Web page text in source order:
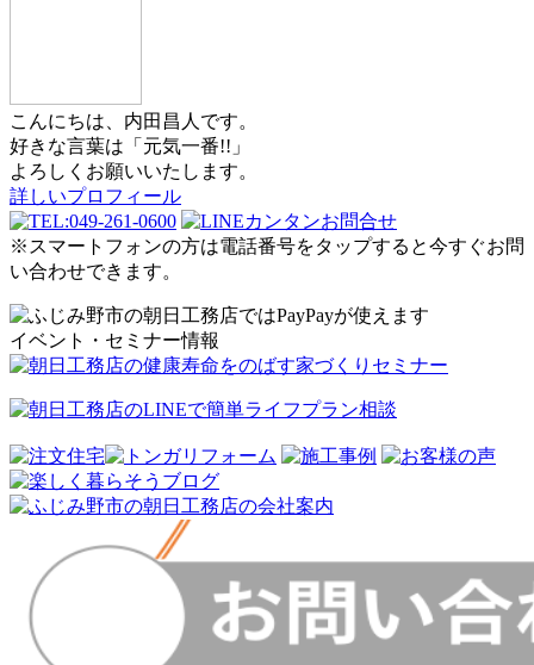
こんにちは、内田昌人です。
好きな言葉は「元気一番!!」
よろしくお願いいたします。
詳しいプロフィール
※スマートフォンの方は電話番号をタップすると今すぐお問
い合わせできます。
イベント・セミナー情報